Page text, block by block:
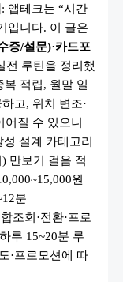
: 앱테크는 “시간
입니다. 이 글은
증/설문)·카드포
전 루틴을 정리했
복 적립, 월말 일
고, 위치 변조·
어질 수 있으니
설계 카테고리
만보기 걸음 적
원
분
조회·전환·프로
루 15~20분 루
·프로모션에 따